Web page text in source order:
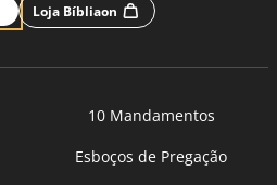
Loja Bíbliaon
10 Mandamentos
Esboços de Pregação